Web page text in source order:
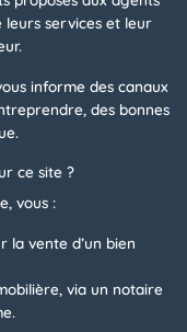
services et leur
informe des canaux
des bonnes
ce site ?
vous :
la vente d’un bien
via un notaire